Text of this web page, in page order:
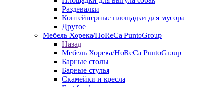
Раздевалки
Контейнерные площадки для мусора
Другое
Мебель Хорека/HoReCa PuntoGroup
Назад
Мебель Хорека/HoReCa PuntoGroup
Барные столы
Барные стулья
Скамейки и кресла